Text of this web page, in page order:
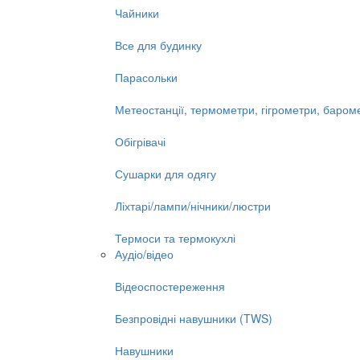
Чайники
Все для будинку
Парасольки
Метеостанції, термометри, гігрометри,
Обігрівачі
Сушарки для одягу
Ліхтарі/лампи/нічники/люстри
Термоси та термокухлі
Аудіо/відео
Відеоспостереження
Безпровідні навушники (TWS)
Навушники